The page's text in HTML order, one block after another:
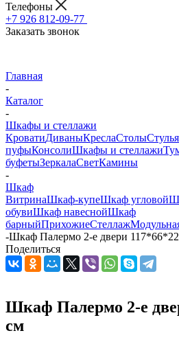
Телефоны
+7 926 812-09-77
Заказать звонок
Главная
-
Каталог
-
Шкафы и стеллажи
КроватиДиваныКреслаСтолыСтулья
пуфыКонсолиШкафы и стеллажи
буфетыЗеркалаСветКамины
-
Шкаф
ВитринаШкаф-купеШкаф угловой
обувиШкаф навеснойШкаф
барныйПрихожиеСтеллаж
-Шкаф Палермо 2-е двери
Поделиться
Шкаф Палермо 2-е
см